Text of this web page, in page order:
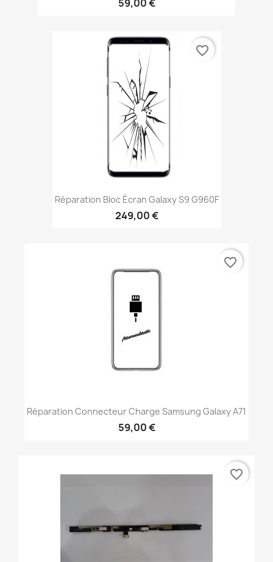
59,00 €
Réparation Bloc Écran Galaxy S9 G960F
249,00 €
favorite_border
Réparation Connecteur Charge Samsung Galaxy A71
59,00 €
favorite_border
favorite_border